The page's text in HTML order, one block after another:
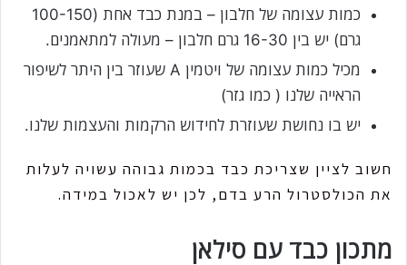
כמות עצומה של חלבון – במנת כבד אחת (100-150
גרם) יש בין 16-30 גרם חלבון – מעולה למתאמנים.
מכיל כמות עצומה של ויטמין A שעוזר בין היתר לשיפור
הראייה שלנו ( כמו גזר)
יש בו נחושת שעוזרת לחידוש הרקמות והעצמות שלנו.
חשוב לציין שצריכת כבד בכמות גבוהה עשויה לעלות
את הכולסטרול הרע בדם, לכן יש לאכול במידה.
מתכון כבד עם סילאן